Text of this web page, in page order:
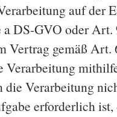
auf der
DS-GVO oder Art.
Vertrag gemäß Art.
Verarbeitung
die Verarbeitung
erforderlich